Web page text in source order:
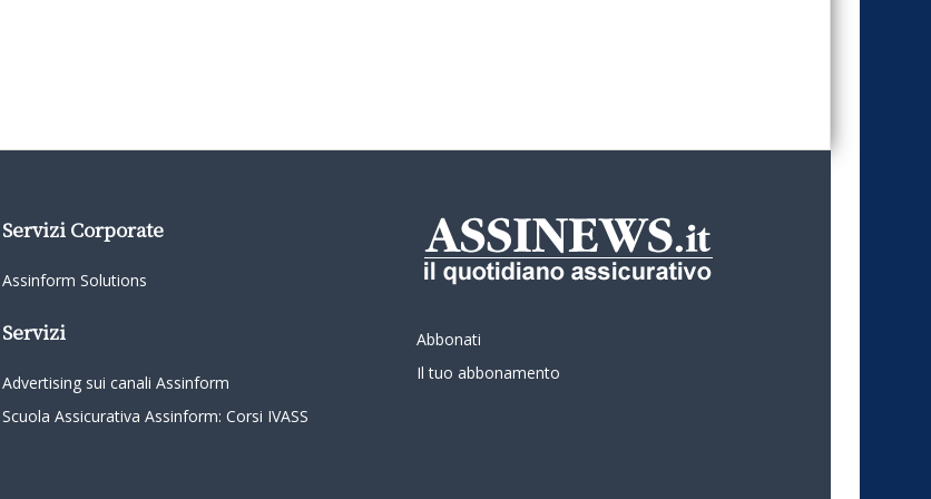
Servizi Corporate
Assinform Solutions
Servizi
Advertising sui canali Assinform
Scuola Assicurativa Assinform: Corsi IVASS
Abbonati
Il tuo abbonamento